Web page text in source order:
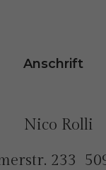
Anschrift
Nico Rolli
233